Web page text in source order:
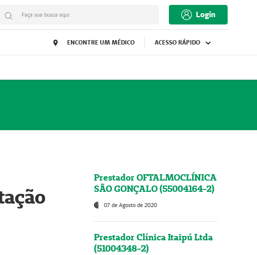
Faça sua busca aqui Login
ENCONTRE UM MÉDICO ACESSO RÁPIDO
Prestador OFTALMOCLÍNICA
SÃO GONÇALO (55004164-2)
07 de Agosto de 2020
Prestador Clínica Itaipú Ltda
(51004348-2)